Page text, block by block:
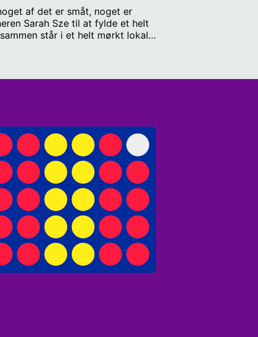
af det er småt, noget er
Sarah Sze til at fylde et helt
står i et helt mørkt lokale.